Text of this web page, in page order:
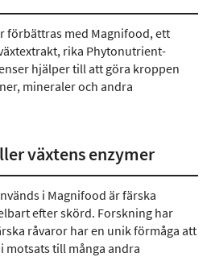
förbättras med Magnifood, ett
rika Phytonutrient-
hjälper till att göra kroppen
mineraler och andra
växtens enzymer
i Magnifood är färska
efter skörd. Forskning har
råvaror har en unik förmåga att
motsats till många andra